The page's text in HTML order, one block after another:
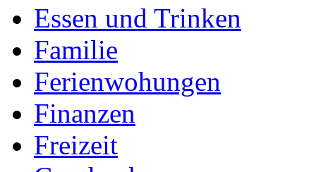
Essen und Trinken
Familie
Ferienwohungen
Finanzen
Freizeit